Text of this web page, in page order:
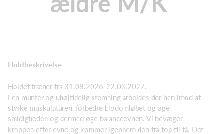
Holdbeskrivelse
Holdet træner fra 31.08.2026-22.03.2027.
I en munter og uhøjtidelig stemning arbejdes der hen imod at
styrke muskulaturen, forbedre blodomløbet og øge
smidigheden og dermed øge balanceevnen. Vi bevæger
kroppen efter evne og kommer igennem den fra top til tå. Det